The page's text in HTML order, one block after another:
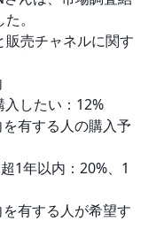
。
売チャネルに関す
たい：12%
する人の購入予
以内：20%、1
する人が希望す